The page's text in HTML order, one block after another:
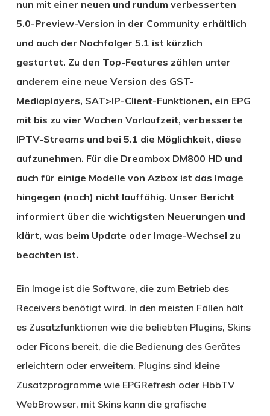
nun mit einer neuen und rundum verbesserten
5.0-Preview-Version in der Community erhältlich
und auch der Nachfolger 5.1 ist kürzlich
gestartet. Zu den Top-Features zählen unter
anderem eine neue Version des GST-
Mediaplayers, SAT>IP-Client-Funktionen, ein EPG
mit bis zu vier Wochen Vorlaufzeit, verbesserte
IPTV-Streams und bei 5.1 die Möglichkeit, diese
aufzunehmen. Für die Dreambox DM800 HD und
auch für einige Modelle von Azbox ist das Image
hingegen (noch) nicht lauffähig. Unser Bericht
informiert über die wichtigsten Neuerungen und
klärt, was beim Update oder Image-Wechsel zu
beachten ist.
Ein Image ist die Software, die zum Betrieb des
Receivers benötigt wird. In den meisten Fällen hält
es Zusatzfunktionen wie die beliebten Plugins, Skins
oder Picons bereit, die die Bedienung des Gerätes
erleichtern oder erweitern. Plugins sind kleine
Zusatzprogramme wie EPGRefresh oder HbbTV
WebBrowser, mit Skins kann die grafische